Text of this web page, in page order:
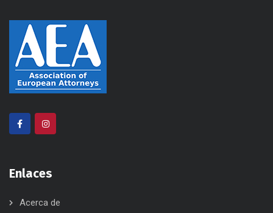
Enlaces
Acerca de